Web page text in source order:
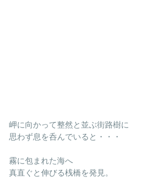
岬に向かって整然と並ぶ街路樹に
思わず息を呑んでいると・・・
霧に包まれた海へ
真直ぐと伸びる桟橋を発見。